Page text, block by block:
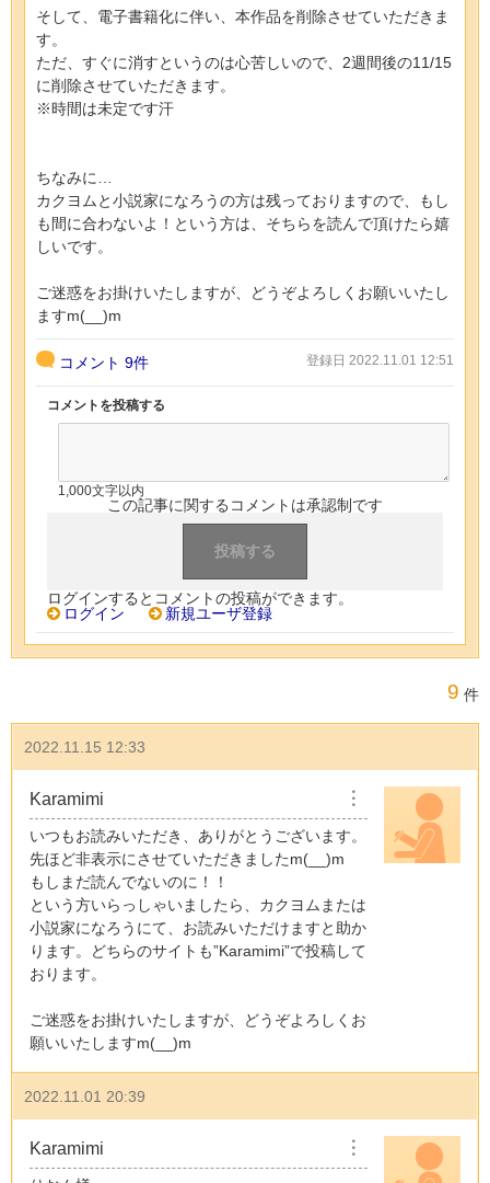
そして、電子書籍化に伴い、本作品を削除させていただきま
す。
ただ、すぐに消すというのは心苦しいので、2週間後の11/15
に削除させていただきます。
※時間は未定です汗
ちなみに…
カクヨムと小説家になろうの方は残っておりますので、もし
も間に合わないよ！という方は、そちらを読んで頂けたら嬉
しいです。
ご迷惑をお掛けいたしますが、どうぞよろしくお願いいたし
ますm(__)m
コメント 9件 登録日 2022.11.01 12:51
コメントを投稿する
1,000文字以内
この記事に関するコメントは承認制です
ログインするとコメントの投稿ができます。
ログイン
新規ユーザ登録
9 件
2022.11.15 12:33
Karamimi ︙
いつもお読みいただき、ありがとうございます。
先ほど非表示にさせていただきましたm(__)m
もしまだ読んでないのに！！
という方いらっしゃいましたら、カクヨムまたは
小説家になろうにて、お読みいただけますと助か
ります。どちらのサイトも”Karamimi”で投稿して
おります。
ご迷惑をお掛けいたしますが、どうぞよろしくお
願いいたしますm(__)m
2022.11.01 20:39
Karamimi ︙